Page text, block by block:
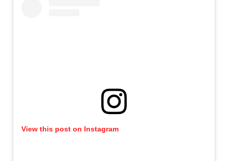
View this post on Instagram